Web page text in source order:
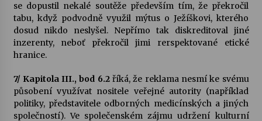
se dopustil nekalé soutěže především tím, že překročil
tabu, když podvodně využil mýtus o Ježíškovi, kterého
dosud nikdo neslyšel. Nepřímo tak diskreditoval jiné
inzerenty, neboť překročil jimi rerspektované etické
hranice.
7/ Kapitola III., bod 6.2říká, že reklama nesmí ke svému
působení využívat nositele veřejné autority (například
politiky, představitele odborných medicínských a jiných
společností). Ve společenském zájmu udržení kulturní